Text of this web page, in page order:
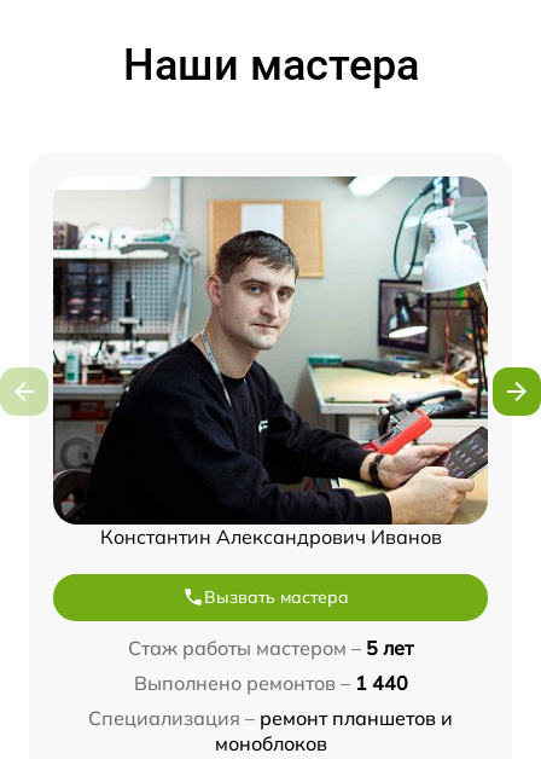
Наши мастера
Константин Александрович Иванов
Вызвать мастера
Стаж работы мастером – 5 лет
Выполнено ремонтов – 1 440
Специализация – ремонт планшетов и
моноблоков